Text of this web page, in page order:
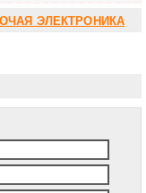
ЭЛЕКТРОНИКА